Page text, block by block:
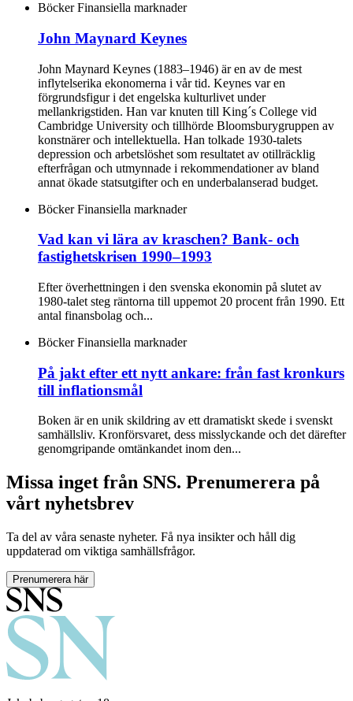
Böcker Finansiella marknader
John Maynard Keynes
John Maynard Keynes (1883–1946) är en av de mest
inflytelserika ekonomerna i vår tid. Keynes var en
förgrundsfigur i det engelska kulturlivet under
mellankrigstiden. Han var knuten till King´s College vid
Cambridge University och tillhörde Bloomsburygruppen av
konstnärer och intellektuella. Han tolkade 1930-talets
depression och arbetslöshet som resultatet av otillräcklig
efterfrågan och utmynnade i rekommendationer av bland
annat ökade statsutgifter och en underbalanserad budget.
Böcker Finansiella marknader
Vad kan vi lära av kraschen? Bank- och
fastighetskrisen 1990–1993
Efter överhettningen i den svenska ekonomin på slutet av
1980-talet steg räntorna till uppemot 20 procent från 1990. Ett
antal finansbolag och...
Böcker Finansiella marknader
På jakt efter ett nytt ankare: från fast kronkurs
till inflationsmål
Boken är en unik skildring av ett dramatiskt skede i svenskt
samhällsliv. Kronförsvaret, dess misslyckande och det därefter
genomgripande omtänkandet inom den...
Missa inget från SNS. Prenumerera på
vårt nyhetsbrev
Ta del av våra senaste nyheter. Få nya insikter och håll dig
uppdaterad om viktiga samhällsfrågor.
Prenumerera här